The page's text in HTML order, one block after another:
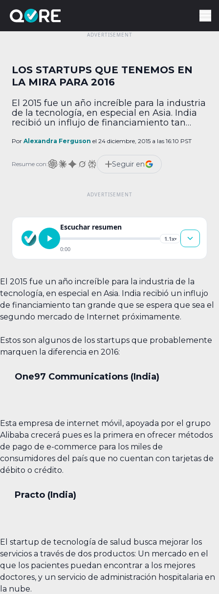
LOS STARTUPS QUE TENEMOS EN
LA MIRA PARA 2016
El 2015 fue un año increíble para la industria
de la tecnología, en especial en Asia. India
recibió un influjo de financiamiento tan
mercado de Internet próximamente. Estos
probablemente marquen la diferencia en
2016: One97 Communications (India) Esta
Por Alexandra Ferguson el 24 diciembre, 2015 a las 16:10 PST
Resume con: Seguir en
Escuchar resumen
1.1x▾
0:00
El 2015 fue un año increíble para la industria de la
tecnología, en especial en Asia. India recibió un influjo
de financiamiento tan grande que se espera que sea el
segundo mercado de Internet próximamente.
Estos son algunos de los startups que probablemente
marquen la diferencia en 2016:
One97 Communications (India)
Esta empresa de internet móvil, apoyada por el grupo
Alibaba crecerá pues es la primera en ofrecer métodos
de pago de e-commerce para los miles de
consumidores del país que no cuentan con tarjetas de
débito o crédito.
Practo (India)
El startup de tecnología de salud busca mejorar los
servicios a través de dos productos: Un mercado en el
que los pacientes puedan encontrar a los mejores
doctores, y un servicio de administración hospitalaria en
la nube.